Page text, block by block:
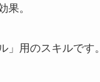
果。
」用のスキルです。